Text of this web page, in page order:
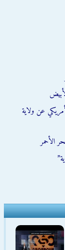
عن ولاية
الأحمر